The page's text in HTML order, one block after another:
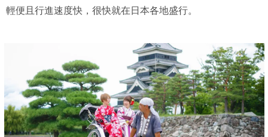
輕便且行進速度快，很快就在日本各地盛行。